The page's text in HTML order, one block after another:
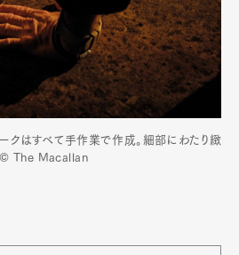
クはすべて手作業で作成。細部にわたり緻
© The Macallan